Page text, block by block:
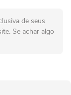
de seus
Se achar algo